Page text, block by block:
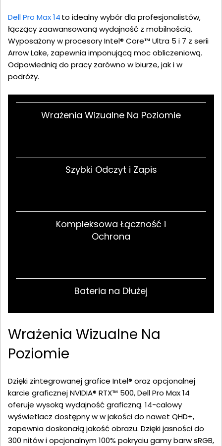
Dell Pro Max 14to idealny wybór dla profesjonalistów,
łączący zaawansowaną wydajność z mobilnością.
Wyposażony w procesory Intel® Core™ Ultra 5 i 7 z serii
Arrow Lake, zapewnia imponującą moc obliczeniową.
Odpowiednią do pracy zarówno w biurze, jak i w
podróży.
Wrażenia Wizualne Na Poziomie
Szybki Odczyt i Zapis
Kompleksowa Łączność i
Ochrona
Bateria na Dłużej
Wrażenia Wizualne Na
Poziomie
Dzięki zintegrowanej grafice Intel® oraz opcjonalnej
karcie graficznej NVIDIA® RTX™ 500, Dell Pro Max 14
oferuje wysoką wydajność graficzną. 14-calowy
wyświetlacz dostępny w w jakości do nawet QHD+,
zapewnia doskonałą jakość obrazu. Dzięki jasności do
300 nitów i opcjonalnym 100% pokryciu gamy barw sRGB,